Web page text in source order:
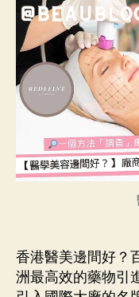
香港醫美邊間好？
洲最高效的藥物引